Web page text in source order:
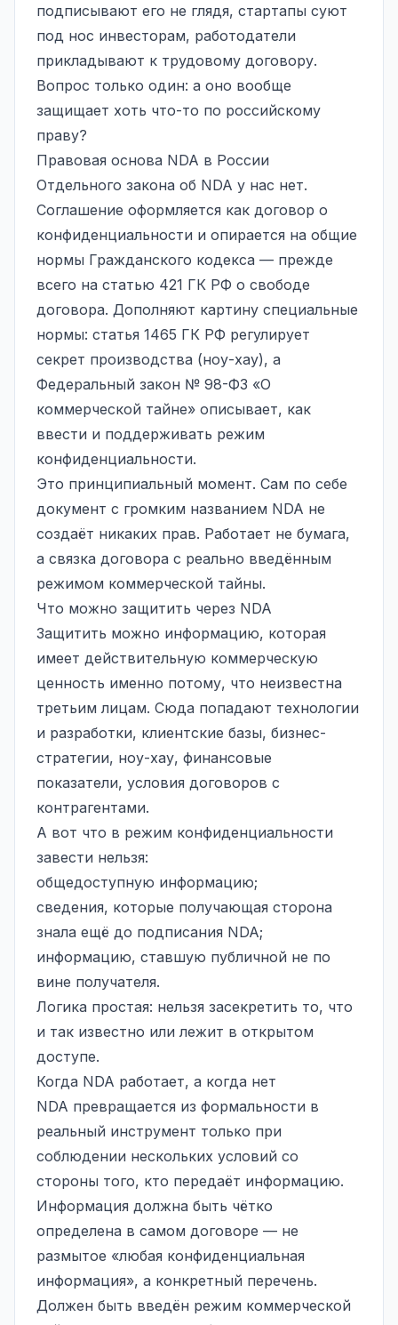
подписывают его не глядя, стартапы суют
под нос инвесторам, работодатели
прикладывают к трудовому договору.
Вопрос только один: а оно вообще
защищает хоть что-то по российскому
праву?
Правовая основа NDA в России
Отдельного закона об NDA у нас нет.
Соглашение оформляется как договор о
конфиденциальности и опирается на общие
нормы Гражданского кодекса — прежде
всего на статью 421 ГК РФ о свободе
договора. Дополняют картину специальные
нормы: статья 1465 ГК РФ регулирует
секрет производства (ноу-хау), а
Федеральный закон № 98-ФЗ «О
коммерческой тайне» описывает, как
ввести и поддерживать режим
конфиденциальности.
Это принципиальный момент. Сам по себе
документ с громким названием NDA не
создаёт никаких прав. Работает не бумага,
а связка договора с реально введённым
режимом коммерческой тайны.
Что можно защитить через NDA
Защитить можно информацию, которая
имеет действительную коммерческую
ценность именно потому, что неизвестна
третьим лицам. Сюда попадают технологии
и разработки, клиентские базы, бизнес-
стратегии, ноу-хау, финансовые
показатели, условия договоров с
контрагентами.
А вот что в режим конфиденциальности
завести нельзя:
общедоступную информацию;
сведения, которые получающая сторона
знала ещё до подписания NDA;
информацию, ставшую публичной не по
вине получателя.
Логика простая: нельзя засекретить то, что
и так известно или лежит в открытом
доступе.
Когда NDA работает, а когда нет
NDA превращается из формальности в
реальный инструмент только при
соблюдении нескольких условий со
стороны того, кто передаёт информацию.
Информация должна быть чётко
определена в самом договоре — не
размытое «любая конфиденциальная
информация», а конкретный перечень.
Должен быть введён режим коммерческой